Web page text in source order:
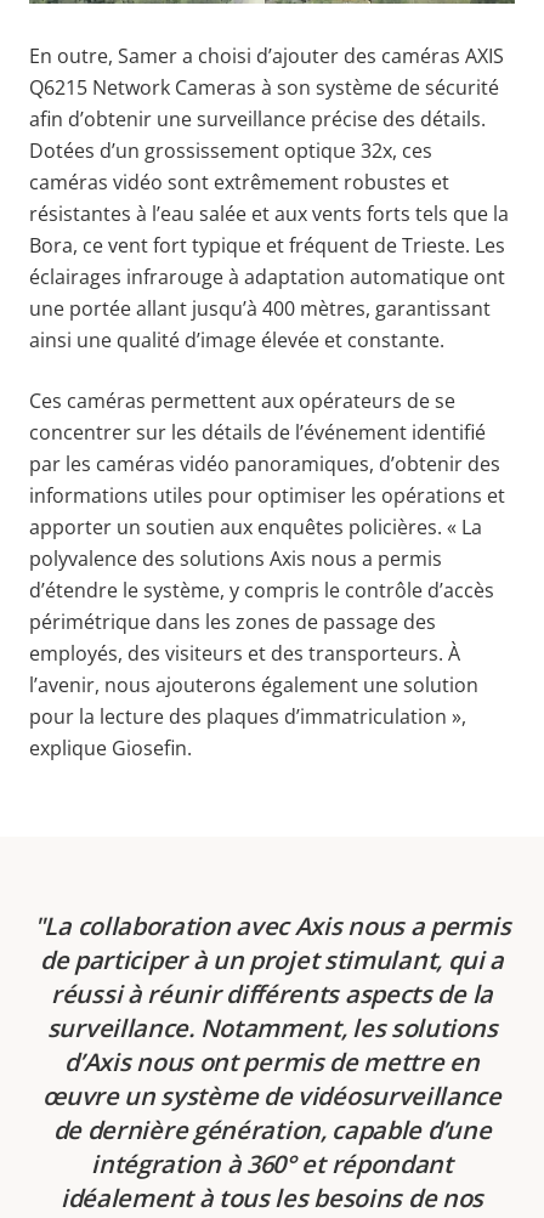
En outre, Samer a choisi d’ajouter des caméras AXIS
Q6215 Network Cameras à son système de sécurité
afin d’obtenir une surveillance précise des détails.
Dotées d’un grossissement optique 32x, ces
caméras vidéo sont extrêmement robustes et
résistantes à l’eau salée et aux vents forts tels que la
Bora, ce vent fort typique et fréquent de Trieste. Les
éclairages infrarouge à adaptation automatique ont
une portée allant jusqu’à 400 mètres, garantissant
ainsi une qualité d’image élevée et constante.
Ces caméras permettent aux opérateurs de se
concentrer sur les détails de l’événement identifié
par les caméras vidéo panoramiques, d’obtenir des
informations utiles pour optimiser les opérations et
apporter un soutien aux enquêtes policières. « La
polyvalence des solutions Axis nous a permis
d’étendre le système, y compris le contrôle d’accès
périmétrique dans les zones de passage des
employés, des visiteurs et des transporteurs. À
l’avenir, nous ajouterons également une solution
pour la lecture des plaques d’immatriculation »,
explique Giosefin.
La collaboration avec Axis nous a permis
de participer à un projet stimulant, qui a
réussi à réunir différents aspects de la
surveillance. Notamment, les solutions
d’Axis nous ont permis de mettre en
œuvre un système de vidéosurveillance
de dernière génération, capable d’une
intégration à 360° et répondant
idéalement à tous les besoins de nos